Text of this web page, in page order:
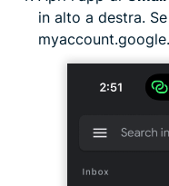
in alto a destra.